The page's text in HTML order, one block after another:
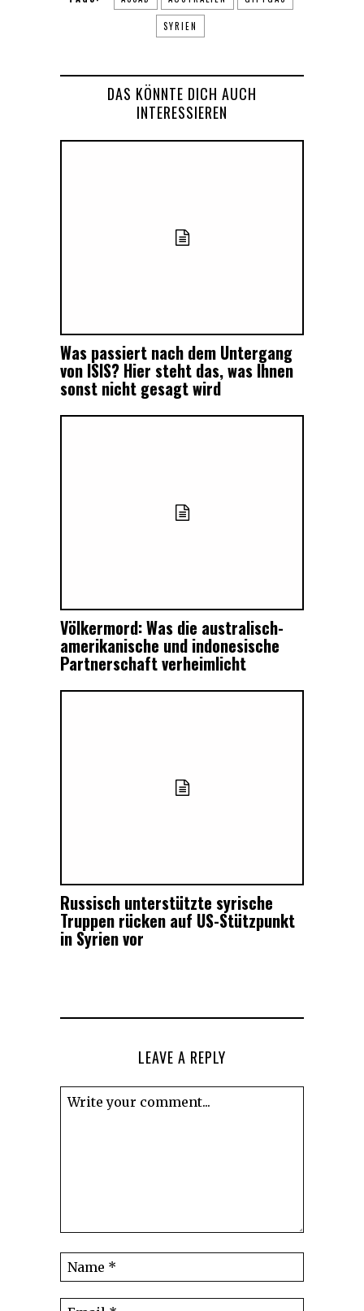
SYRIEN
DAS KÖNNTE DICH AUCH
INTERESSIEREN
Was passiert nach dem Untergang
von ISIS? Hier steht das, was Ihnen
sonst nicht gesagt wird
Völkermord: Was die australisch-
amerikanische und indonesische
Partnerschaft verheimlicht
Russisch unterstützte syrische
Truppen rücken auf US-Stützpunkt
in Syrien vor
LEAVE A REPLY